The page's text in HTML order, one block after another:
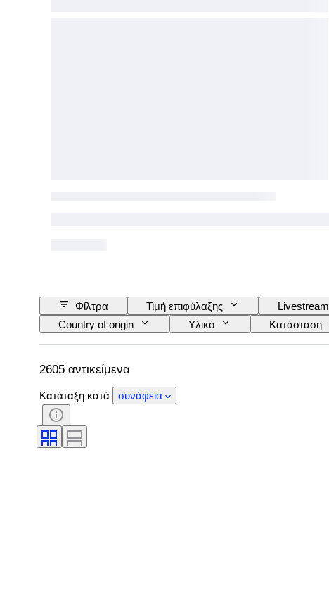
Φίλτρα Τιμή επιφύλαξης Livestream
Country of origin
Υλικό Κατάσταση
Ruler/εποχή
Εποχή Καλλιτέχνης
2605 αντικείμενα
Κατάταξη κατά συνάφεια